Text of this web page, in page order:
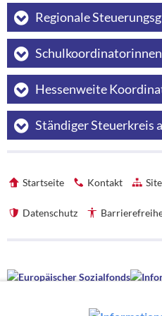
Regionale
Hessenweite
Ständiger Steuerkreis
Startseite Kontakt
Datenschutz
Die hessenweite Strategie OloV